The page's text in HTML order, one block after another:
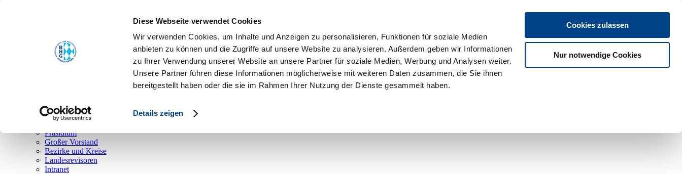
Diese Webseite verwendet Cookies
Wir verwenden Cookies, um Inhalte und Anzeigen zu personalisieren, Funktionen für soziale Medien
anbieten zu können und die Zugriffe auf unsere Website zu analysieren. Außerdem geben wir Informationen
zu Ihrer Verwendung unserer Website an unsere Partner für soziale Medien, Werbung und Analysen weiter.
Unsere Partner führen diese Informationen möglicherweise mit weiteren Daten zusammen, die Sie ihnen
bereitgestellt haben oder die sie im Rahmen Ihrer Nutzung der Dienste gesammelt haben.
Details zeigen
Cookies zulassen
Nur notwendige Cookies
Hauptamt
Bezirks- und Regionalgeschäftsstellen
Ehrenamt
Präsidium
Großer Vorstand
Bezirke und Kreise
Landesrevisoren
Intranet